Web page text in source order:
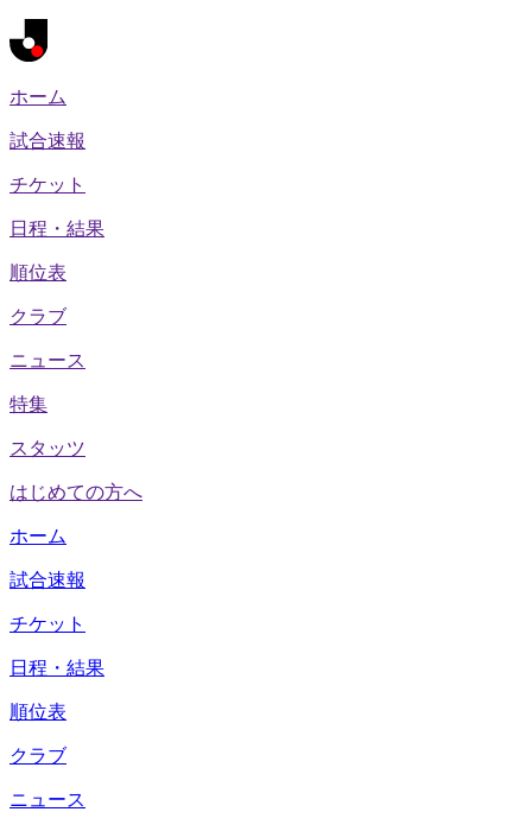
ホーム
試合速報
チケット
日程・結果
順位表
クラブ
ニュース
特集
スタッツ
はじめての方へ
ホーム
試合速報
チケット
日程・結果
順位表
クラブ
ニュース